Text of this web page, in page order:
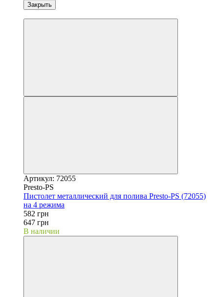
Закрыть
Артикул: 72055
Presto-PS
Пистолет металлический для полива Presto-PS (72055)
на 4 режима
582 грн
647 грн
В наличии